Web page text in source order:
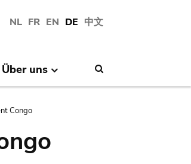
NL FR EN DE 中文
Über uns
Congo